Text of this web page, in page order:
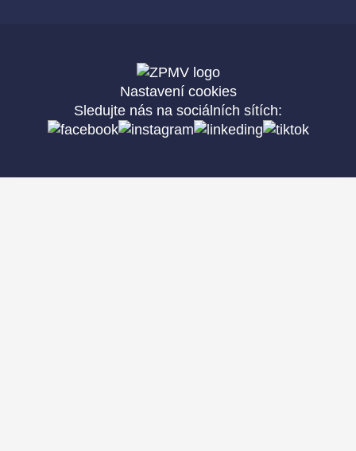
Nastavení cookies
Sledujte nás na sociálních sítích: